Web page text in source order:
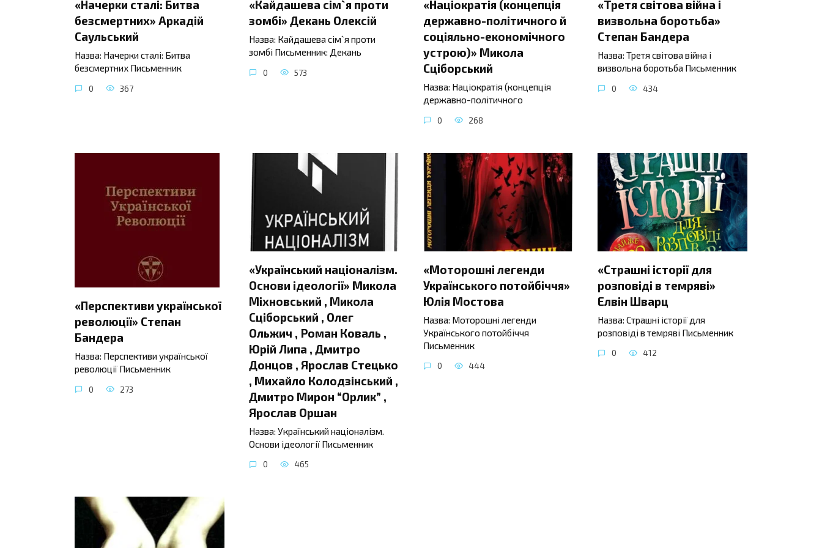
«Начерки сталі: Битва
безсмертних» Аркадій
Саульський
Назва: Начерки сталі: Битва
безсмертних Письменник
0 367
«Кайдашева сім`я проти
зомбі» Декань Олексій
Назва: Кайдашева сім`я проти
зомбі Письменник: Декань
0 573
«Націократія (концепція
державно-політичного й
соціяльно-економічного
устрою)» Микола
Сціборський
Назва: Націократія (концепція
державно-політичного
0 268
«Третя світова війна і
визвольна боротьба»
Степан Бандера
Назва: Третя світова війна і
визвольна боротьба Письменник
0 434
«Перспективи української
революції» Степан
Бандера
Назва: Перспективи української
революції Письменник
0 273
«Український націоналізм.
Основи ідеології» Микола
Міхновський , Микола
Сціборський , Олег
Ольжич , Роман Коваль ,
Юрій Липа , Дмитро
Донцов , Ярослав Стецько
, Михайло Колодзінський ,
Дмитро Мирон “Орлик” ,
Ярослав Оршан
Назва: Український націоналізм.
Основи ідеології Письменник
0 465
«Моторошні легенди
Українського потойбіччя»
Юлія Мостова
Назва: Моторошні легенди
Українського потойбіччя
Письменник
0 444
«Страшні історії для
розповіді в темряві»
Елвін Шварц
Назва: Страшні історії для
розповіді в темряві Письменник
0 412